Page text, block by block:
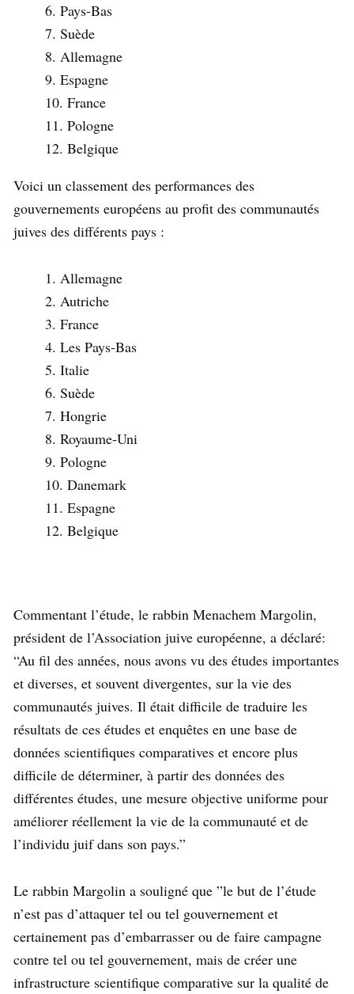
Pays-Bas
Suède
Allemagne
Espagne
France
Pologne
Belgique
Voici un classement des performances des
gouvernements européens au profit des communautés
juives des différents pays :
Allemagne
Autriche
France
Les Pays-Bas
Italie
Suède
Hongrie
Royaume-Uni
Pologne
Danemark
Espagne
Belgique
Commentant l’étude, le rabbin Menachem Margolin,
président de l’Association juive européenne, a déclaré:
“Au fil des années, nous avons vu des études importantes
et diverses, et souvent divergentes, sur la vie des
communautés juives. Il était difficile de traduire les
résultats de ces études et enquêtes en une base de
données scientifiques comparatives et encore plus
difficile de déterminer, à partir des données des
différentes études, une mesure objective uniforme pour
améliorer réellement la vie de la communauté et de
l’individu juif dans son pays.”
Le rabbin Margolin a souligné que ”le but de l’étude
n’est pas d’attaquer tel ou tel gouvernement et
certainement pas d’embarrasser ou de faire campagne
contre tel ou tel gouvernement, mais de créer une
infrastructure scientifique comparative sur la qualité de